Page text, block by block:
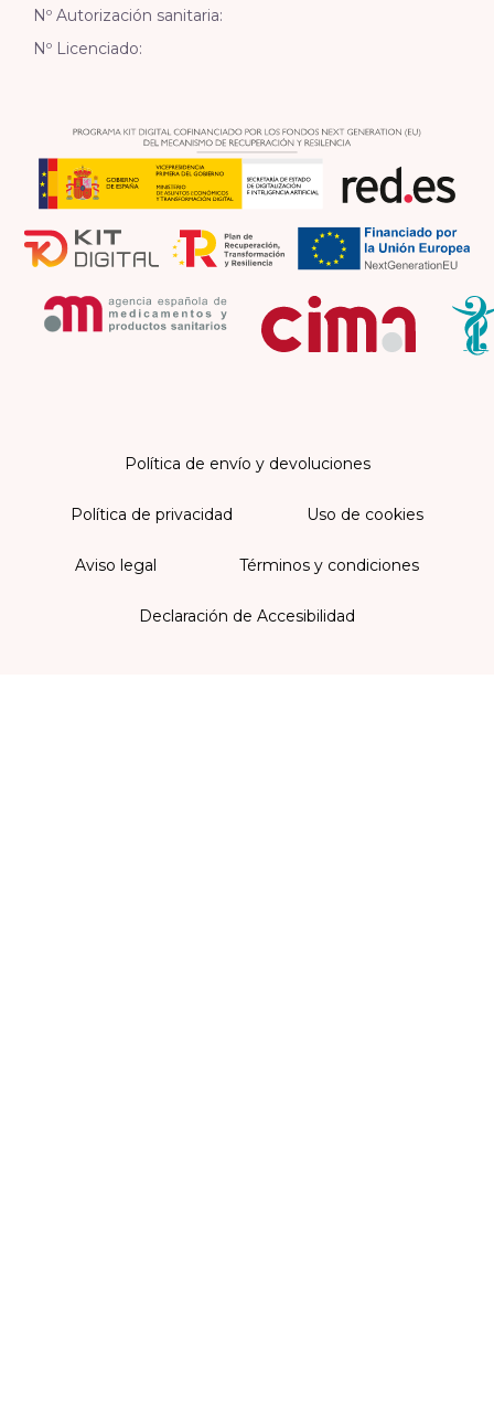
Nº Autorización sanitaria:
Nº Licenciado:
Política de envío y devoluciones
Política de privacidad Uso de cookies
Aviso legal Términos y condiciones
Declaración de Accesibilidad